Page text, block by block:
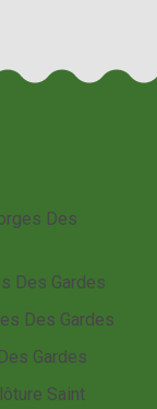
Des
Des Gardes
Des Gardes
Gardes
Saint